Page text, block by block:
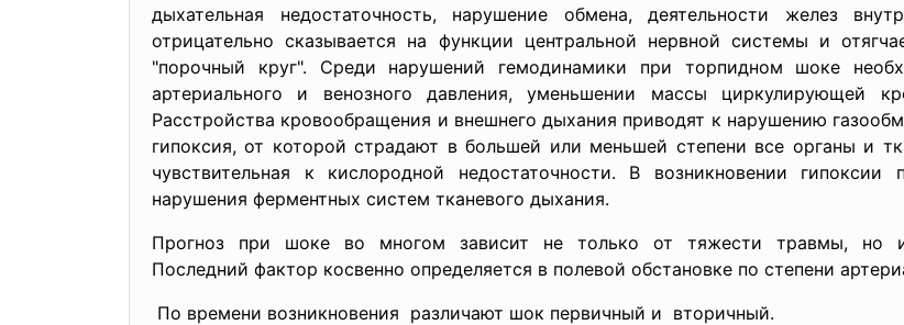
дыхательная недостаточность, нарушение обмена, деятельности желез
отрицательно сказывается на функции центральной нервной системы и
"порочный круг". Среди нарушений гемодинамики при торпидном шоке
артериального и венозного давления, уменьшении массы циркулирующей
Расстройства кровообращения и внешнего дыхания приводят к нарушению
гипоксия, от которой страдают в большей или меньшей степени все органы и
чувствительная к кислородной недостаточности. В возникновении
нарушения ферментных систем тканевого дыхания.
Прогноз при шоке во многом зависит не только от тяжести травмы, но
Последний фактор косвенно определяется в полевой обстановке по степени
По времени возникновения различают шок первичный и вторичный.